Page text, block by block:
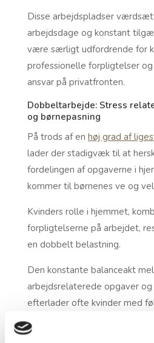
Disse arbejdspladser
arbejdsdage og konstant
være særligt udfordrende for
professionelle forpligtelser
ansvar på privatfronten.
Dobbeltarbejde: Stress
og børnepasning
På trods af en høj grad af
lader der stadigvæk til at
fordelingen af opgaverne i
kommer til børnenes ve og
Kvinders rolle i hjemmet,
forpligtelserne på arbejdet,
en dobbelt belastning.
Den konstante balanceakt
arbejdsrelaterede opgaver
efterlader ofte kvinder med
hverken kan yde deres
hjemme, hvilket skaber en